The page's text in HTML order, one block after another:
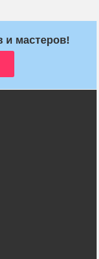
и мастеров!